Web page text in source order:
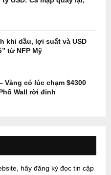
khi dầu, lợi suất và USD
từ NFP Mỹ
Vàng có lúc chạm $4300
Wall rời đỉnh
hãy đăng ký đọc tin cập